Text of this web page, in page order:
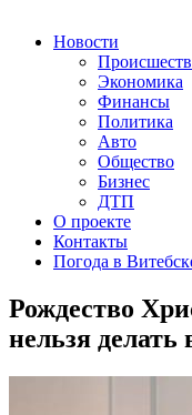
Новости
Экономика
Финансы
Политика
Авто
Общество
Бизнес
ДТП
О проекте
Контакты
Погода в
Рождество
нельзя делать